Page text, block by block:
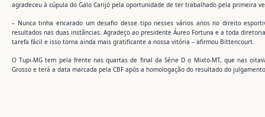
agradeceu à cúpula do Galo Carijó pela oportunidade de ter trabalhado pela primeira
– Nunca tinha encarado um desafio desse tipo nesses vários anos no direito
resultados nas duas instâncias. Agradeço ao presidente Áureo Fortuna e a toda
tarefa fácil e isso torna ainda mais gratificante a nossa vitória – afirmou Bittencourt.
O Tupi-MG tem pela frente nas quartas de final da Série D o Mixto-MT, que nas
Grosso e terá a data marcada pela CBF após a homologação do resultado do